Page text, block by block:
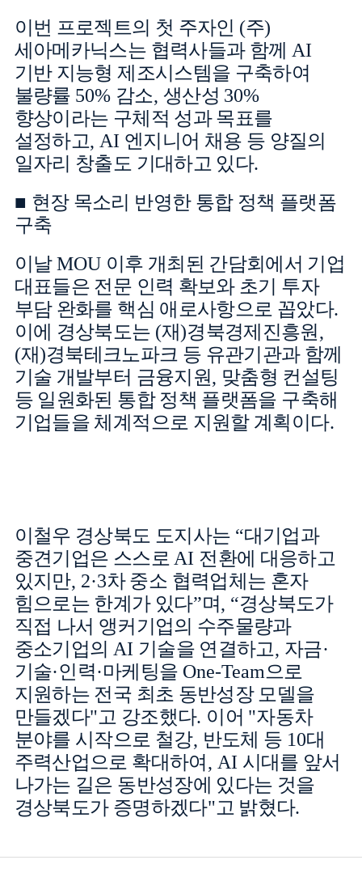
이번 프로젝트의 첫 주자인 (주)
세아메카닉스는 협력사들과 함께 AI
기반 지능형 제조시스템을 구축하여
불량률 50% 감소, 생산성 30%
향상이라는 구체적 성과 목표를
설정하고, AI 엔지니어 채용 등 양질의
일자리 창출도 기대하고 있다.
■ 현장 목소리 반영한 통합 정책 플랫폼
구축
이날MOU 이후 개최된 간담회에서 기업
대표들은 전문 인력 확보와 초기 투자
부담 완화를 핵심 애로사항으로 꼽았다.
이에 경상북도는 (재)경북경제진흥원 ,
(재)경북테크노파크 등 유관기관과 함께
기술 개발부터 금융지원, 맞춤형 컨설팅
등 일원화된 통합 정책 플랫폼을 구축해
기업들을 체계적으로 지원할 계획이다.
이철우 경상북도 도지사는 “대기업과
중견기업은 스스로 AI 전환에 대응하고
있지만, 2·3차 중소 협력업체는 혼자
힘으로는 한계가 있다”며, “경상북도가
직접 나서 앵커기업의 수주물량과
중소기업의 AI 기술을 연결하고, 자금·
기술·인력·마케팅을 One-Team으로
지원하는 전국 최초 동반성장 모델을
만들겠다"고 강조했다. 이어 "자동차
분야를 시작으로 철강, 반도체 등 10대
주력산업으로 확대하여 , AI 시대를 앞서
나가는 길은 동반성장에 있다는 것을
경상북도가 증명하겠다"고 밝혔다.